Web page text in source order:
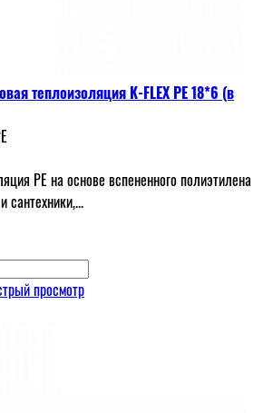
теплоизоляция K-FLEX PE 18*6 (в
PE на основе вспененного полиэтилена
сантехники,...
просмотр